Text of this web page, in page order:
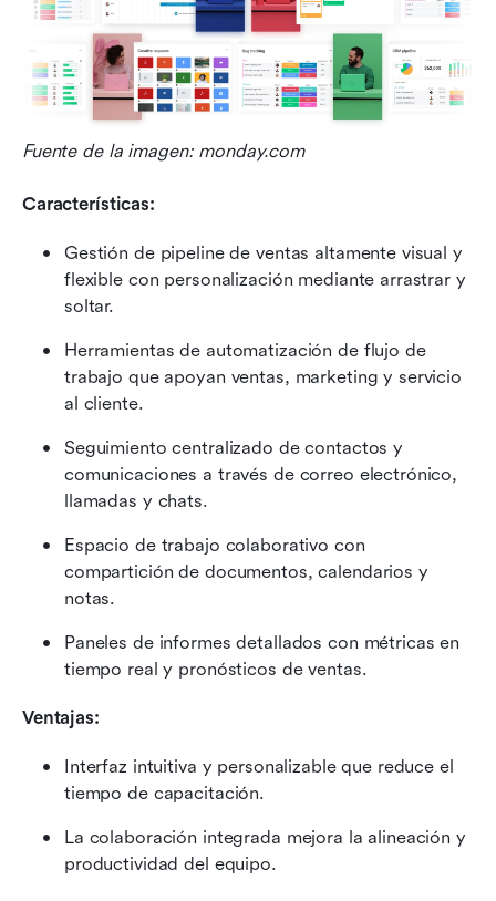
Fuente de la imagen: monday.com
Características:
Gestión de pipeline de ventas altamente visual y
flexible con personalización mediante arrastrar y
soltar.
Herramientas de automatización de flujo de
trabajo que apoyan ventas, marketing y servicio
al cliente.
Seguimiento centralizado de contactos y
comunicaciones a través de correo electrónico,
llamadas y chats.
Espacio de trabajo colaborativo con
compartición de documentos, calendarios y
notas.
Paneles de informes detallados con métricas en
tiempo real y pronósticos de ventas.
Ventajas:
Interfaz intuitiva y personalizable que reduce el
tiempo de capacitación.
La colaboración integrada mejora la alineación y
productividad del equipo.